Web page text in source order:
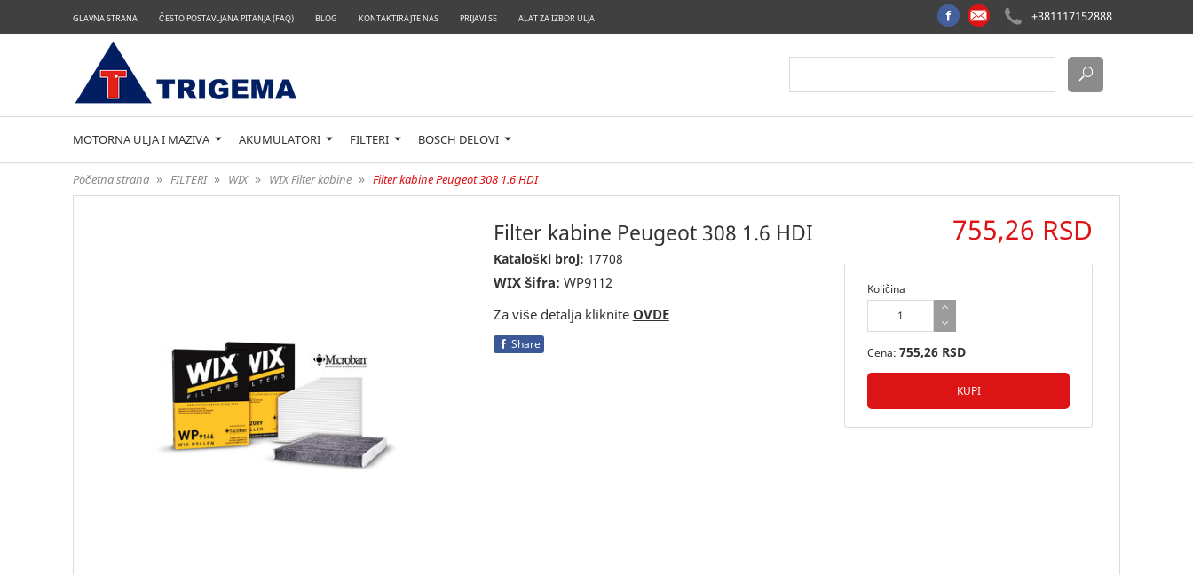
GLAVNA STRANA ČESTO POSTAVLJANA PITANJA (FAQ) BLOG KONTAKTIRAJTE NAS PRIJAVI SE ALAT ZA IZBOR ULJA +381117152888
MOTORNA ULJA I MAZIVA AKUMULATORI FILTERI BOSCH DELOVI
Početna strana » FILTERI » WIX » WIX Filter kabine » Filter kabine Peugeot 308 1.6 HDI
Filter kabine Peugeot 308 1.6 HDI
Kataloški broj: 17708
WIX šifra: WP9112
Za više detalja kliknite OVDE
Share
755,26 RSD
Količina
Cena: 755,26 RSD